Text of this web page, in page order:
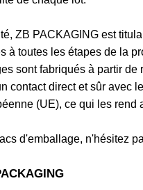
ZB PACKAGING est
à toutes les étapes de la
sont fabriqués à partir
contact direct et sûr avec
(UE), ce qui les rend
d'emballage, n'hésitez